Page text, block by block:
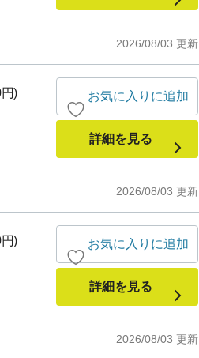
2026/08/03 更新
)
2026/08/03 更新
お気に入りに追加
詳細を見る
)
2026/08/03 更新
お気に入りに追加
詳細を見る